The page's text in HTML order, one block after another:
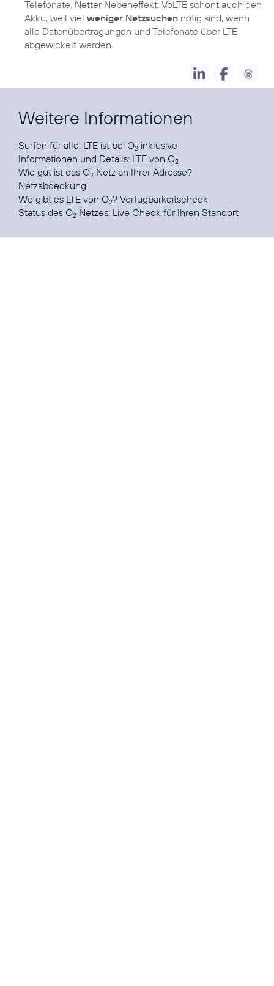
Telefonate. Netter Nebeneffekt: VoLTE schont auch den
Akku, weil viel weniger Netzsuchen nötig sind, wenn
alle Datenübertragungen und Telefonate über LTE
abgewickelt werden.
Weitere Informationen
Surfen für alle: LTE ist bei O2 inklusive
Informationen und Details: LTE von O2
Wie gut ist das O2 Netz an Ihrer Adresse?
Netzabdeckung
Wo gibt es LTE von O2? Verfügbarkeitscheck
Status des O2 Netzes: Live Check für Ihren Standort